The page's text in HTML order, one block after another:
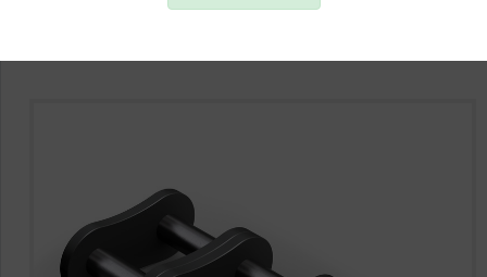
KARBANTARTÓ ANYAGOK
CSAPÁGYAK